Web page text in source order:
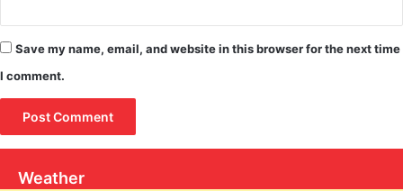
Save my name, email, and website in this browser for the next time
I comment.
Weather